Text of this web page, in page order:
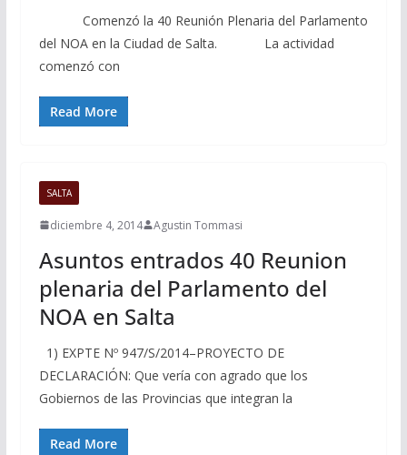
Comenzó la 40 Reunión Plenaria del Parlamento
del NOA en la Ciudad de Salta. La actividad
comenzó con
Read More
SALTA
diciembre 4, 2014 Agustin Tommasi
Asuntos entrados 40 Reunion
plenaria del Parlamento del
NOA en Salta
1) EXPTE Nº 947/S/2014–PROYECTO DE
DECLARACIÓN: Que vería con agrado que los
Gobiernos de las Provincias que integran la
Read More